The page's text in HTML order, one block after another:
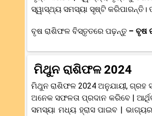
ସ୍ୱାସ୍ଥ୍ୟ ସମସ୍ୟା ସୃଷ୍ଟି କରିପାରନ୍ତି।
ବୃଷ ରାଶିଫଳ ବିସ୍ତୃତରେ ପଢ଼ନ୍ତୁ – ବୃଷ
ମିଥୁନ ରାଶିଫଳ 2024
ମିଥୁନ ରାଶିଫଳ 2024 ଅନୁଯାୟୀ,
ଅନେକ ସଫଳତା ପ୍ରଦାନ କରିବେ |
ସମସ୍ୟା ମଧ୍ୟ ହ୍ରାସ ପାଇବ |